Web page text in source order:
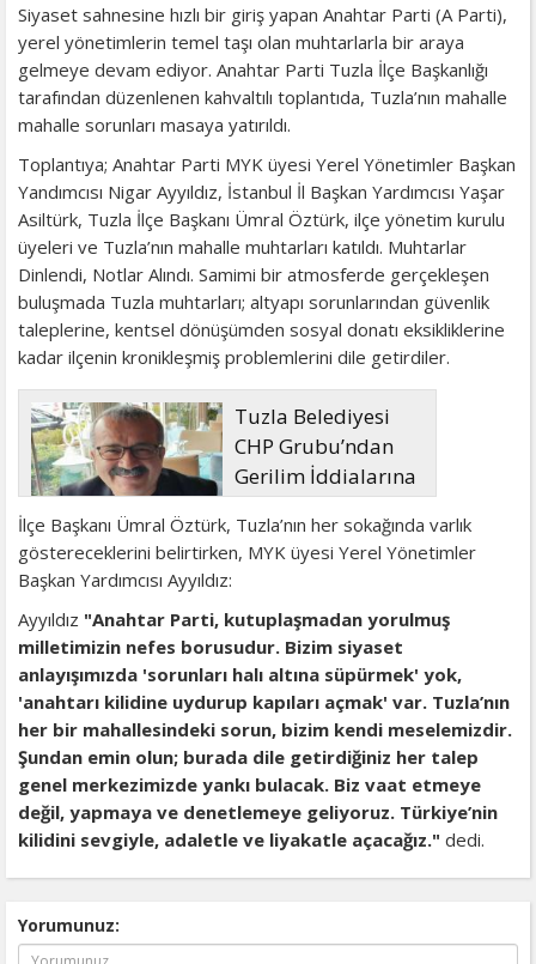
Siyaset sahnesine hızlı bir giriş yapan Anahtar Parti (A Parti),
yerel yönetimlerin temel taşı olan muhtarlarla bir araya
gelmeye devam ediyor. Anahtar Parti Tuzla İlçe Başkanlığı
tarafından düzenlenen kahvaltılı toplantıda, Tuzla’nın mahalle
mahalle sorunları masaya yatırıldı.
Toplantıya; Anahtar Parti MYK üyesi Yerel Yönetimler Başkan
Yandımcısı Nigar Ayyıldız, İstanbul İl Başkan Yardımcısı Yaşar
Asiltürk, Tuzla İlçe Başkanı Ümral Öztürk, ilçe yönetim kurulu
üyeleri ve Tuzla’nın mahalle muhtarları katıldı. Muhtarlar
Dinlendi, Notlar Alındı. Samimi bir atmosferde gerçekleşen
buluşmada Tuzla muhtarları; altyapı sorunlarından güvenlik
taleplerine, kentsel dönüşümden sosyal donatı eksikliklerine
kadar ilçenin kronikleşmiş problemlerini dile getirdiler.
Tuzla Belediyesi
CHP Grubu’ndan
Gerilim İddialarına
Net Yanıt
İlçe Başkanı Ümral Öztürk, Tuzla’nın her sokağında varlık
göstereceklerini belirtirken, MYK üyesi Yerel Yönetimler
Başkan Yardımcısı Ayyıldız:
Ayyıldız "Anahtar Parti, kutuplaşmadan yorulmuş
milletimizin nefes borusudur. Bizim siyaset
anlayışımızda 'sorunları halı altına süpürmek' yok,
'anahtarı kilidine uydurup kapıları açmak' var. Tuzla’nın
her bir mahallesindeki sorun, bizim kendi meselemizdir.
Şundan emin olun; burada dile getirdiğiniz her talep
genel merkezimizde yankı bulacak. Biz vaat etmeye
değil, yapmaya ve denetlemeye geliyoruz. Türkiye’nin
kilidini sevgiyle, adaletle ve liyakatle açacağız." dedi.
Yorumunuz: